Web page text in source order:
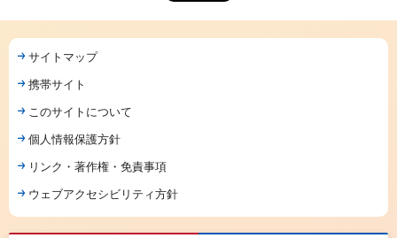
サイトマップ
携帯サイト
このサイトについて
個人情報保護方針
リンク・著作権・免責事項
ウェブアクセシビリティ方針